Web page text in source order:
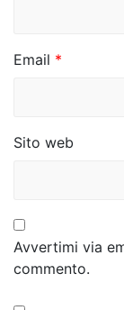
o
Email *
Sito web
Avvertimi via
commento.